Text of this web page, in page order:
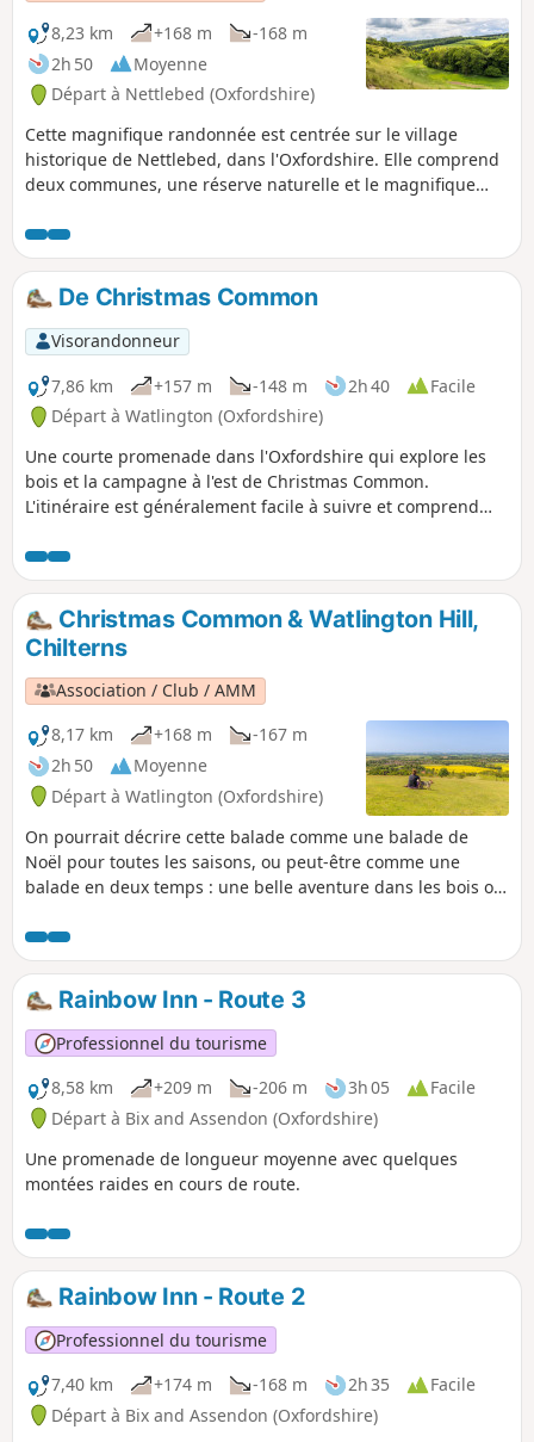
8,23 km
+168 m
-168 m
2h 50
Moyenne
Départ à Nettlebed (Oxfordshire)
Cette magnifique randonnée est centrée sur le village
historique de Nettlebed, dans l'Oxfordshire. Elle comprend
deux communes, une réserve naturelle et le magnifique
prairies calcaires et sa faune riche.
De Christmas Common
Visorandonneur
7,86 km
+157 m -148 m 2h 40
Facile
Départ à Watlington (Oxfordshire)
Une courte promenade dans l'Oxfordshire qui explore les
bois et la campagne à l'est de Christmas Common.
L'itinéraire est généralement facile à suivre et comprend
Christmas Common & Watlington Hill,
Chilterns
Association / Club / AMM
8,17 km
+168 m
-167 m
2h 50
Moyenne
Départ à Watlington (Oxfordshire)
On pourrait décrire cette balade comme une balade de
Noël pour toutes les saisons, ou peut-être comme une
balade en deux temps : une belle aventure dans les bois ou
toi de choisir.
Rainbow Inn - Route 3
Professionnel du tourisme
8,58 km
+209 m -206 m 3h 05
Facile
Départ à Bix and Assendon (Oxfordshire)
Une promenade de longueur moyenne avec quelques
montées raides en cours de route.
Rainbow Inn - Route 2
Professionnel du tourisme
7,40 km
+174 m -168 m 2h 35
Facile
Départ à Bix and Assendon (Oxfordshire)